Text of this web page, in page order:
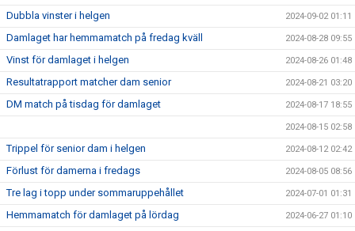
Dubbla vinster i helgen 2024-09-02 01:11
Damlaget har hemmamatch på fredag kväll 2024-08-28 09:55
Vinst för damlaget i helgen 2024-08-26 01:48
Resultatrapport matcher dam senior 2024-08-21 03:20
DM match på tisdag för damlaget 2024-08-17 18:55
2024-08-15 02:58
Trippel för senior dam i helgen 2024-08-12 02:42
Förlust för damerna i fredags 2024-08-05 08:56
Tre lag i topp under sommaruppehållet 2024-07-01 01:31
Hemmamatch för damlaget på lördag 2024-06-27 01:10